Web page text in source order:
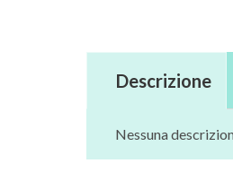
Descrizione
Nessuna